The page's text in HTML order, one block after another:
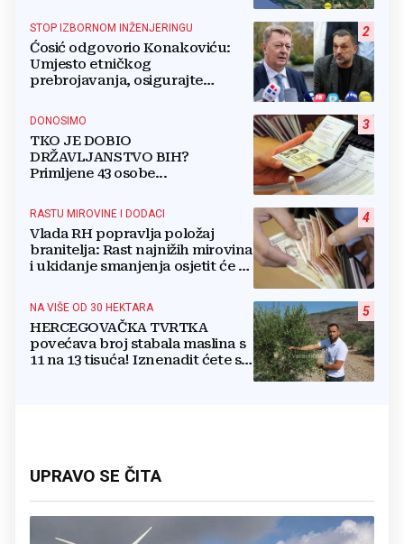
2
STOP IZBORNOM INŽENJERINGU
Ćosić odgovorio Konakoviću:
Umjesto etničkog
prebrojavanja, osigurajte
3
DONOSIMO
TKO JE DOBIO
DRŽAVLJANSTVO BIH?
Primljene 43 osobe...
4
RASTU MIROVINE I DODACI
Vlada RH popravlja položaj
branitelja: Rast najnižih mirovina
i ukidanje smanjenja osjetit će se
5
NA VIŠE OD 30 HEKTARA
HERCEGOVAČKA TVRTKA
povećava broj stabala maslina s
11 na 13 tisuća! Iznenadit ćete se
UPRAVO SE ČITA